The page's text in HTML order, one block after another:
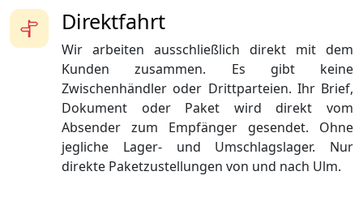
Direktfahrt
Wir arbeiten ausschließlich direkt mit dem
Kunden zusammen. Es gibt keine
Zwischenhändler oder Drittparteien. Ihr Brief,
Dokument oder Paket wird direkt vom
Absender zum Empfänger gesendet. Ohne
jegliche Lager- und Umschlagslager. Nur
direkte Paketzustellungen von und nach Ulm.